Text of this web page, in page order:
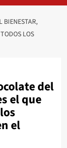
BIENESTAR,
LOS
del
el que
el